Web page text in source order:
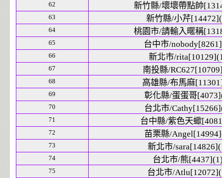
62 新竹縣/壞壞帶點帥
63 新竹縣/小芹
64 桃園市/請輸入暱稱
65 台中市/
66 新北市/
67 南投縣/
68 高雄縣/布馬麻
69 彰化縣/蛋蛋哥
70 台北市/
71 台中縣/紫色天蠍
72 苗栗縣/
73 新北市/
74 台北市/熊
75 台北市/